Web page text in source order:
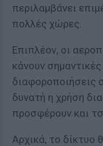
περιλαμβάνει
πολλές χώρες.
Επιπλέον, οι
κάνουν
διαφοροποιήσεις
δυνατή η χρήση
προσφέρουν και
Αρχικά, το δίκτυο